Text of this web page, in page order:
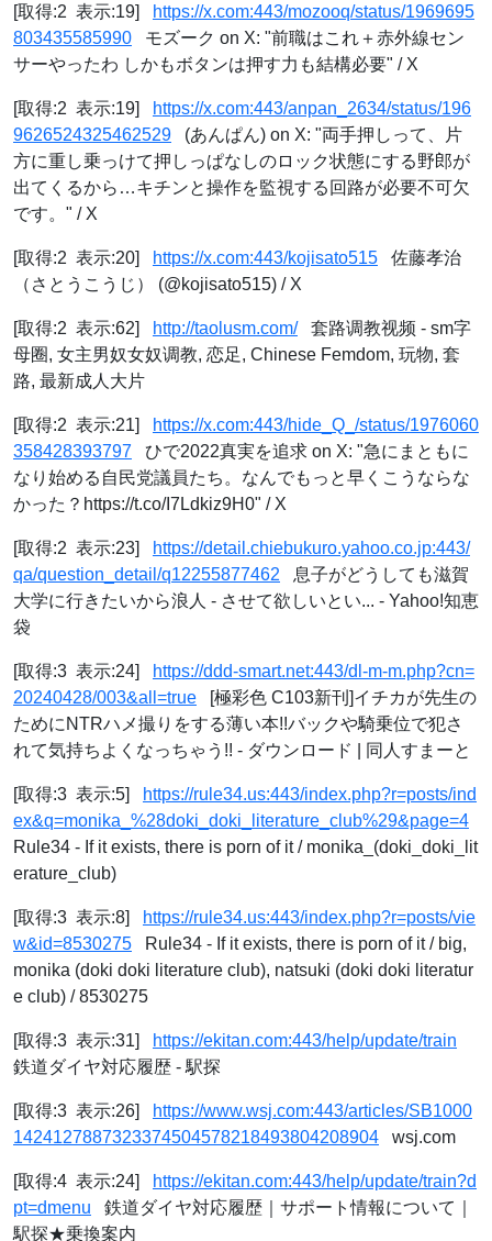
[取得:2 表示:19]
https://x.com:443/mozooq/status/1969695
803435585990 モズーク on X: "前職はこれ＋赤外線セン
サーやったわ しかもボタンは押す力も結構必要" / X
[取得:2 表示:19]
https://x.com:443/anpan_2634/status/196
9626524325462529 (あんぱん) on X: "両手押しって、片
方に重し乗っけて押しっぱなしのロック状態にする野郎が
出てくるから…キチンと操作を監視する回路が必要不可欠
です。" / X
[取得:2 表示:20] https://x.com:443/kojisato515 佐藤孝治
（さとうこうじ） (@kojisato515) / X
[取得:2 表示:62] http://taolusm.com/套路调教视频 - sm字
母圈, 女主男奴女奴调教, 恋足, Chinese Femdom, 玩物, 套
路, 最新成人大片
[取得:2 表示:21]
https://x.com:443/hide_Q_/status/1976060
358428393797 ひで2022真実を追求 on X: "急にまともに
なり始める自民党議員たち。なんでもっと早くこうならな
かった？https://t.co/I7Ldkiz9H0" / X
[取得:2 表示:23]
https://detail.chiebukuro.yahoo.co.jp:443/
qa/question_detail/q12255877462 息子がどうしても滋賀
大学に行きたいから浪人 - させて欲しいとい... - Yahoo!知恵
袋
[取得:3 表示:24]
https://ddd-smart.net:443/dl-m-m.php?cn=
20240428/003&all=true [極彩色 C103新刊]イチカが先生の
ためにNTRハメ撮りをする薄い本!!バックや騎乗位で犯さ
れて気持ちよくなっちゃう!! - ダウンロード | 同人すまーと
[取得:3 表示:5]
https://rule34.us:443/index.php?r=posts/ind
ex&q=monika_%28doki_doki_literature_club%29&page=4
Rule34 - If it exists, there is porn of it / monika_(doki_doki_lit
erature_club)
[取得:3 表示:8]
https://rule34.us:443/index.php?r=posts/vie
w&id=8530275 Rule34 - If it exists, there is porn of it / big,
monika (doki doki literature club), natsuki (doki doki literatur
e club) / 8530275
[取得:3 表示:31]
https://ekitan.com:443/help/update/train
鉄道ダイヤ対応履歴 - 駅探
[取得:3 表示:26]
https://www.wsj.com:443/articles/SB1000
1424127887323374504578218493804208904 wsj.com
[取得:4 表示:24]
https://ekitan.com:443/help/update/train?d
pt=dmenu 鉄道ダイヤ対応履歴｜サポート情報について｜
駅探★乗換案内